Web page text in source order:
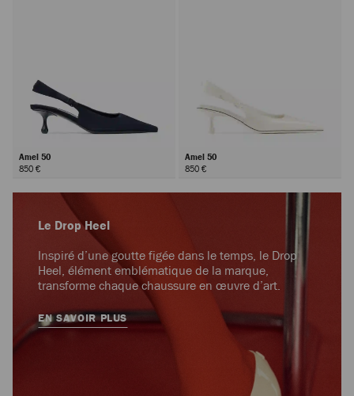
Amel 50
850 €
Amel 50
850 €
Le Drop Heel
Inspiré d’une goutte figée dans le temps, le Drop
Heel, élément emblématique de la marque,
transforme chaque chaussure en œuvre d’art.
EN SAVOIR PLUS